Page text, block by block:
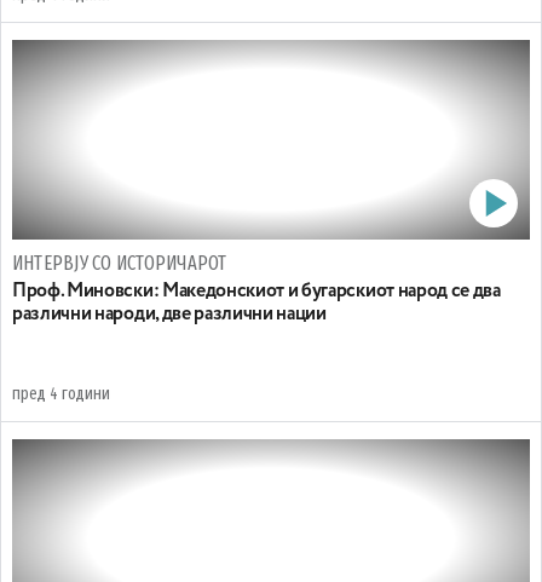
ИНТЕРВЈУ СО ИСТОРИЧАРОТ
Проф. Миновски: Mакедонскиот и бугарскиот народ се два
различни народи, две различни нации
пред 4 години